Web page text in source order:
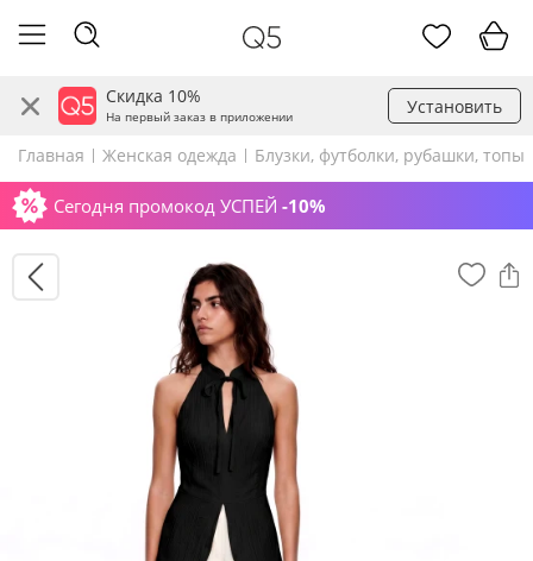
Скидка 10%
На первый заказ в приложении Установить
Главная Женская одежда Блузки, футболки, рубашки, топы
Сегодня промокод УСПЕЙ -10%